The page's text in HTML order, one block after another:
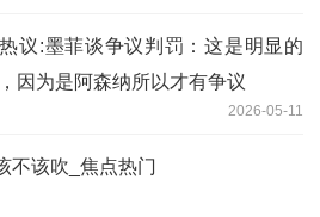
议:墨菲谈争议判罚：这是明显的
因为是阿森纳所以才有争议
2026-05-11
不该吹_焦点热门